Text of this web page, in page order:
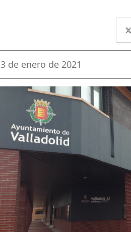
Fecha
la
noticia
3 de enero de 2021